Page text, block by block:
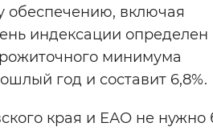
Синий фон
Изображения
Выключены
обеспечению, включая
индексации определен
минимума
год и составит 6,8%.
края и ЕАО не нужно